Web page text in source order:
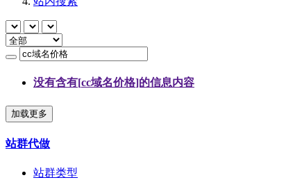
没有含有[cc域名价格]的信息内容
加载更多
站群代做
站群类型